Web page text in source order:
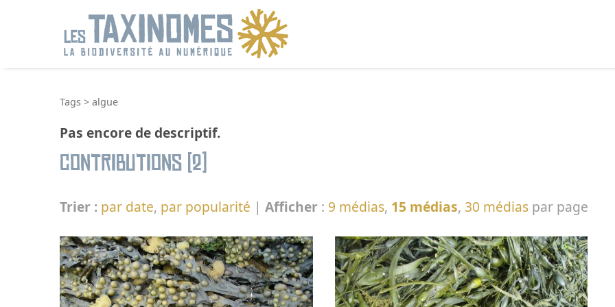
Tags > algue
Pas encore de descriptif.
Contributions (2)
Trier : par date, par popularité | Afficher : 9 médias, 15 médias, 30 médias par page